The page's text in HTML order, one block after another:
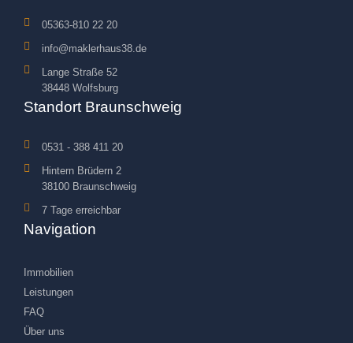
05363-810 22 20
info@maklerhaus38.de
Lange Straße 52
38448 Wolfsburg
Standort Braunschweig
0531 - 388 411 20
Hintern Brüdern 2
38100 Braunschweig
7 Tage erreichbar
Navigation
Immobilien
Leistungen
FAQ
Über uns